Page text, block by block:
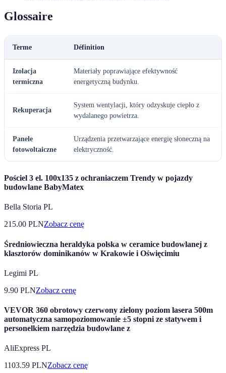
Glossaire
Terme Définition
Izolacja
termiczna
Materiały poprawiające efektywność
energetyczną budynku.
Rekuperacja
System wentylacji, który odzyskuje ciepło z
wydalanego powietrza.
Panele
fotowoltaiczne
Urządzenia przetwarzające energię słoneczną na
elektryczność.
Pościel 3 el. 100x135 z ochraniaczem Trendy w pojazdy
budowlane BabyMatex
Bella Storia PL
215.00 PLNZobacz cenę
Średniowieczna heraldyka polska w ceramice budowlanej z
klasztorów dominikanów w Krakowie i Oświęcimiu
Legimi PL
9.90 PLNZobacz cenę
VEVOR 360 obrotowy czerwony zielony poziom lasera 500m
automatyczna samopoziomowanie ±5 stopni ze statywem i
personelkiem narzędzia budowlane z
AliExpress PL
1103.59 PLNZobacz cenę